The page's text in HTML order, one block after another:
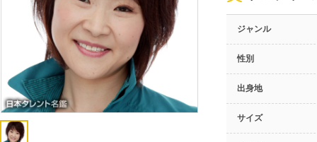
ジャンル
性別
出身地
サイズ